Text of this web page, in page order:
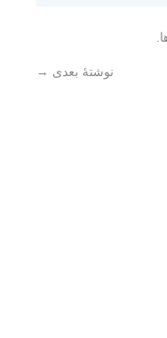
نوشتهٔ بعدی →